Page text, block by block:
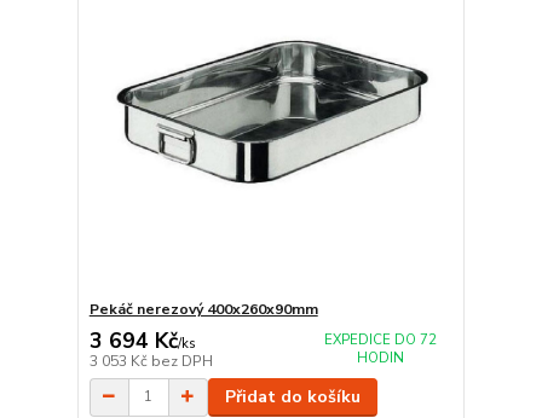
Pekáč nerezový 400x260x90mm
3 694 Kč/ks
3 053 Kč bez DPH
EXPEDICE DO 72
HODIN
Přidat do košíku